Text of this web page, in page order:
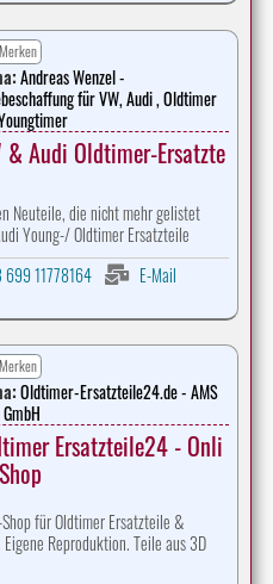
Merken
Andreas Wenzel -
für VW, Audi , Oldtimer
& Audi Oldtimer-Ersatzte
Neuteile, die nicht mehr gelistet
Young-/ Oldtimer Ersatzteile
699 11778164
E-Mail
Merken
Oldtimer-Ersatzteile24.de - AMS
Ersatzteile24 - Onli
Shop für Oldtimer Ersatzteile &
Reproduktion. Teile aus 3D